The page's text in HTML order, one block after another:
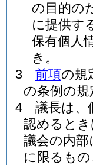
の目的の
に提供す
保有個人
き。
3
前項の規
の条例の
4
議長は、
認めると
議会の内
に限るも